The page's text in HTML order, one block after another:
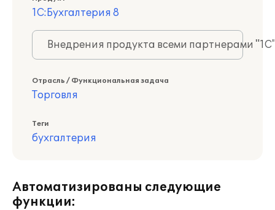
1С:Бухгалтерия 8
Внедрения продукта всеми партнерами
Отрасль / Функциональная задача
Торговля
Теги
бухгалтерия
Автоматизированы следующие
функции: